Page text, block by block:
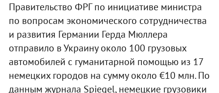
Правительство ФРГ по инициативе министра
по вопросам экономического сотрудничества
и развития Германии Герда Мюллера
отправило в Украину около 100 грузовых
автомобилей с гуманитарной помощью из 17
немецких городов на сумму около €10 млн. По
данным журнала Spiegel, немецкие грузовики